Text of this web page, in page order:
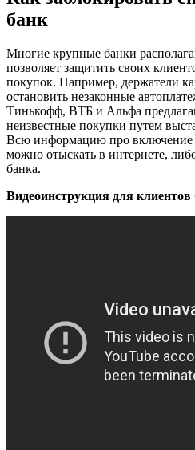
банк
Многие крупные банки
позволяет защитить своих
покупок. Например, держатели
остановить незаконные
Тинькофф, ВТБ и Альфа
неизвестные покупки путем
Всю информацию про включение
можно отыскать в интернете,
банка.
Видеоинструкция для клиентов